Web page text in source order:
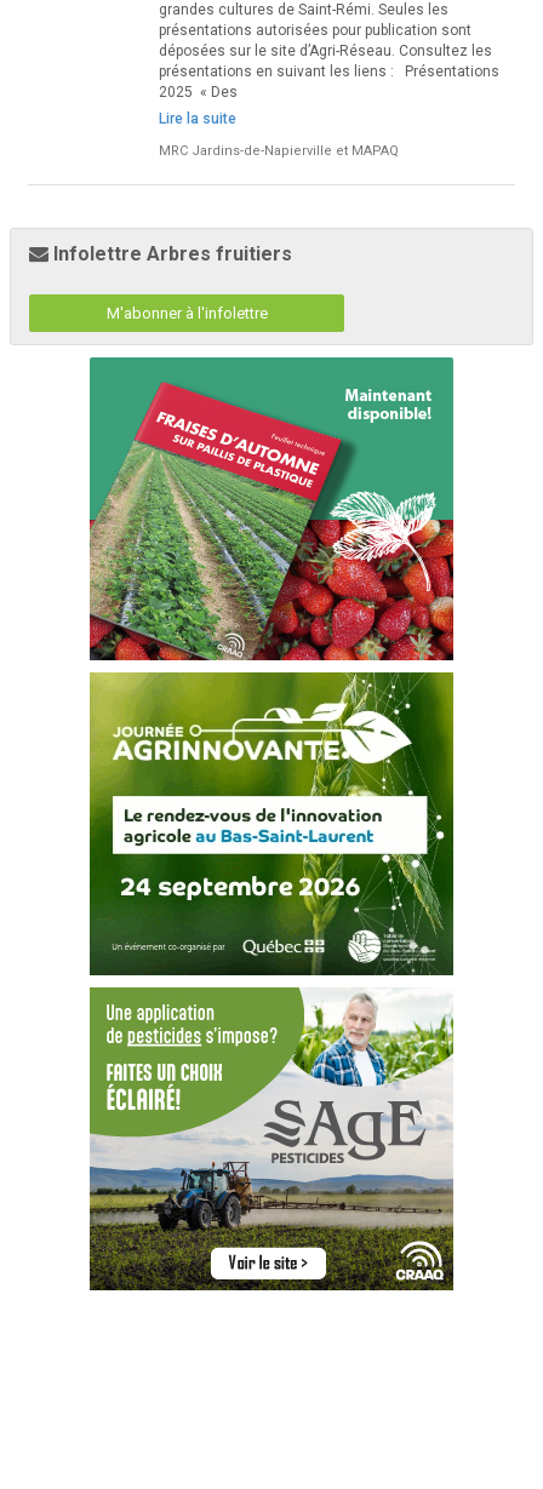
grandes cultures de Saint-Rémi. Seules les
présentations autorisées pour publication sont
déposées sur le site d’Agri-Réseau. Consultez les
présentations en suivant les liens : Présentations
2025 « Des
Lire la suite
MRC Jardins-de-Napierville et MAPAQ
Infolettre Arbres fruitiers
M'abonner à l'infolettre